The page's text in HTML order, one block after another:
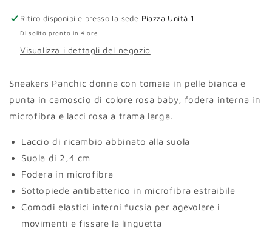
Ritiro disponibile presso la sede Piazza Unità 1
Di solito pronto in 4 ore
Visualizza i dettagli del negozio
Sneakers Panchic donna con tomaia in pelle bianca e
punta in camoscio di colore rosa baby, fodera interna in
microfibra e lacci rosa a trama larga.
Laccio di ricambio abbinato alla suola
Suola di 2,4 cm
Fodera in microfibra
Sottopiede antibatterico in microfibra estraibile
Comodi elastici interni fucsia per agevolare i
movimenti e fissare la linguetta